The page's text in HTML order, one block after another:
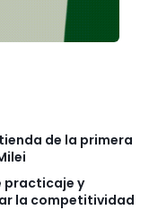
de la primera
practicaje y
la competitividad